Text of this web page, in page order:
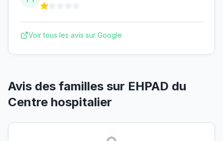
Voir tous les avis sur Google
Avis des familles sur EHPAD du
Centre hospitalier